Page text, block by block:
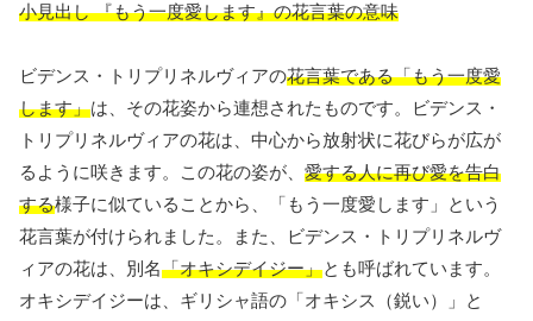
小見出し 『もう一度愛します』の花言葉の意味
ビデンス・トリプリネルヴィアの花言葉である「もう一度愛
します」は、その花姿から連想されたものです。ビデンス・
トリプリネルヴィアの花は、中心から放射状に花びらが広が
るように咲きます。この花の姿が、 愛する人に再び愛を告白
する様子に似ていることから、「もう一度愛します」という
花言葉が付けられました。また、ビデンス・トリプリネルヴ
ィアの花は、別名「オキシデイジー」とも呼ばれています。
オキシデイジーは、ギリシャ語の「オキシス（鋭い）」と